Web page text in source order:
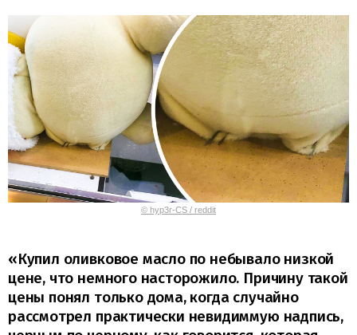
© hyp3r-CS / reddit
«Купил оливковое масло по небывало низкой
цене, что немного насторожило. Причину такой
цены понял только дома, когда случайно
рассмотрел практически невидиммую надпись,